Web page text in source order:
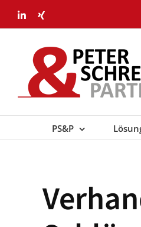
LinkedIn
Xing
PS&P